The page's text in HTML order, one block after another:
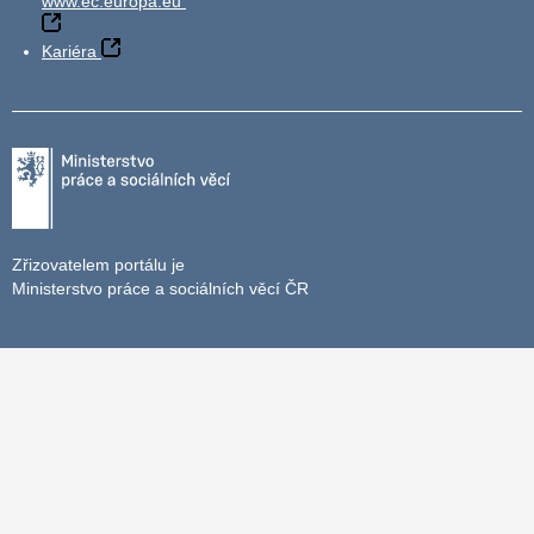
Kariéra
Zřizovatelem portálu je
Ministerstvo práce a sociálních věcí ČR